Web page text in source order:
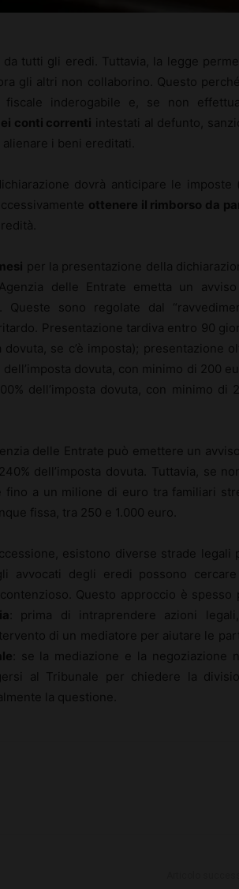
tutti gli eredi. Tuttavia, la legge
gli altri non collaborino. Questo
inderogabile e, se non
conti correnti intestati al defunto,
i beni ereditati.
dovrà anticipare le imposte
ottenere il rimborso da
per la presentazione della
delle Entrate emetta un
sono regolate dal
Presentazione tardiva entro 90
se c’è imposta); presentazione
dovuta, con minimo di 200
dell’imposta dovuta, con minimo di
delle Entrate può emettere un
dell’imposta dovuta. Tuttavia, se
fino a un milione di euro tra familiari
fissa, tra 250 e 1.000 euro.
esistono diverse strade legali
avvocati degli eredi possono
Questo approccio è spesso
: prima di intraprendere azioni
di un mediatore per aiutare le
: se la mediazione e la negoziazione
al Tribunale per chiedere la
la questione.